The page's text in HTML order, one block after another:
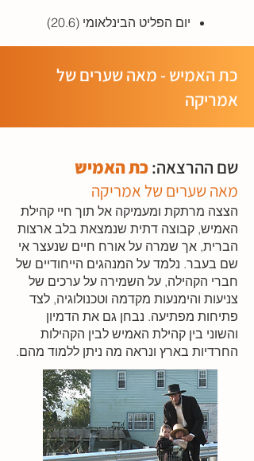
יום הפליט הבינלאומי (20.6)
כת האמיש - מאה שערים של
אמריקה
שם ההרצאה:כת האמיש
מאה שערים של אמריקה
הצצה מרתקת ומעמיקה אל תוך חיי קהילת
האמיש, קבוצה דתית שנמצאת בלב ארצות
הברית, אך שמרה על אורח חיים שנעצר אי
שם בעבר. נלמד על המנהגים הייחודיים של
חברי הקהילה, על השמירה על ערכים של
צניעות והימנעות מקדמה וטכנולוגיה, לצד
פתיחות מפתיעה. נבחן גם את הדמיון
והשוני בין קהילת האמיש לבין הקהילות
החרדיות בארץ ונראה מה ניתן ללמוד מהם.